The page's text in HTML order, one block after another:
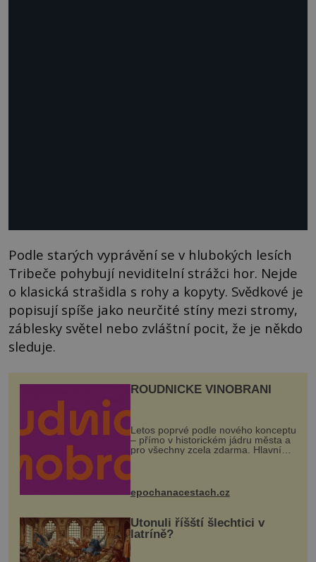
Podle starých vyprávění se v hlubokých lesích
Tribeče pohybují neviditelní strážci hor. Nejde
o klasická strašidla s rohy a kopyty. Svědkové je
popisují spíše jako neurčité stíny mezi stromy,
záblesky světel nebo zvláštní pocit, že je někdo
sleduje.
ROUDNICKÉ VINOBRANÍ
Letos poprvé podle nového konceptu
– přímo v historickém jádru města a
pro všechny zcela zdarma. Hlavní
program se odehraje na Karlově a
mohou těšit na víno, burčák, pes...
epochanacestach.cz
Utonuli říšští šlechtici v
latríně?